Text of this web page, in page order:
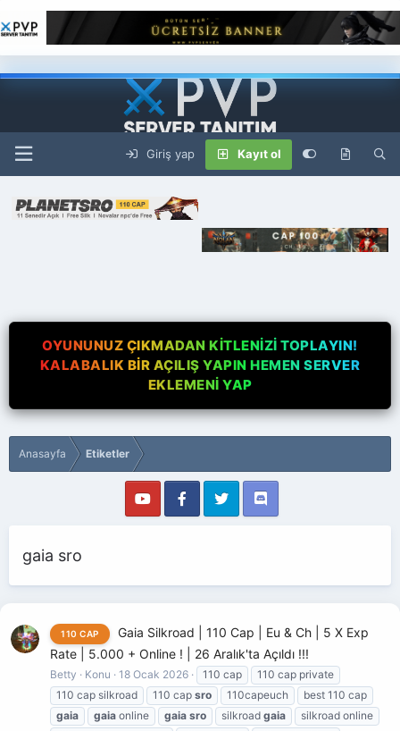
Giriş yap Kayıt ol
OYUNUNUZ ÇIKMADAN KİTLENİZİ TOPLAYIN!
KALABALIK BİR AÇILIŞ YAPIN HEMEN SERVER
EKLEMENİ YAP
Anasayfa Etiketler
gaia sro
110 CAP
Gaia Silkroad | 110 Cap | Eu & Ch | 5 X Exp
Rate | 5.000 + Online ! | 26 Aralık'ta Açıldı !!!
Betty Konu 18 Ocak 2026 110 cap
110 cap private
110 cap silkroad
110 cap sro 110capeuch
best 110 cap
gaia
gaia online gaia sro silkroad gaia
silkroad online